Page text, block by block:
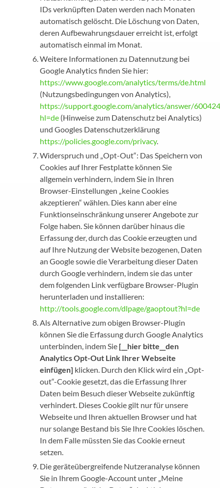
IDs verknüpften Daten werden nach Monaten
automatisch gelöscht. Die Löschung von Daten,
deren Aufbewahrungsdauer erreicht ist, erfolgt
automatisch einmal im Monat.
Weitere Informationen zu Datennutzung bei
Google Analytics finden Sie hier:
https://www.google.com/analytics/terms/de.html
(Nutzungsbedingungen von Analytics),
https://support.google.com/analytics/answer/
hl=de (Hinweise zum Datenschutz bei Analytics)
und Googles Datenschutzerklärung
https://policies.google.com/privacy.
Widerspruch und „Opt-Out“: Das Speichern von
Cookies auf Ihrer Festplatte können Sie
allgemein verhindern, indem Sie in Ihren
Browser-Einstellungen „keine Cookies
akzeptieren“ wählen. Dies kann aber eine
Funktionseinschränkung unserer Angebote zur
Folge haben. Sie können darüber hinaus die
Erfassung der, durch das Cookie erzeugten und
auf Ihre Nutzung der Website bezogenen, Daten
an Google sowie die Verarbeitung dieser Daten
durch Google verhindern, indem sie das unter
dem folgenden Link verfügbare Browser-Plugin
herunterladen und installieren:
http://tools.google.com/dlpage/gaoptout?hl=de
Als Alternative zum obigen Browser-Plugin
können Sie die Erfassung durch Google Analytics
unterbinden, indem Sie [__hier bitte__den
Analytics Opt-Out Link Ihrer Webseite
einfügen] klicken. Durch den Klick wird ein „Opt-
out“-Cookie gesetzt, das die Erfassung Ihrer
Daten beim Besuch dieser Webseite zukünftig
verhindert. Dieses Cookie gilt nur für unsere
Webseite und Ihren aktuellen Browser und hat
nur solange Bestand bis Sie Ihre Cookies löschen.
In dem Falle müssten Sie das Cookie erneut
setzen.
Die geräteübergreifende Nutzeranalyse können
Sie in Ihrem Google-Account unter „Meine